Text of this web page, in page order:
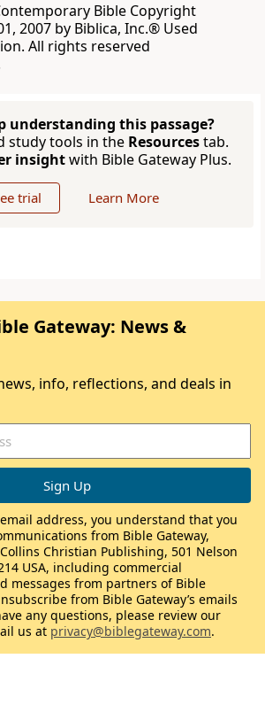
Bible Copyright
2007 by Biblica, Inc.® Used
All rights reserved
understanding this passage?
study tools in the Resourcestab.
insightwith Bible Gateway Plus.
trial Learn More
Gateway: News &
info, reflections, and deals in
address, you understand that you
from Bible Gateway,
Christian Publishing, 501 Nelson
USA, including commercial
messages from partners of Bible
from Bible Gateway’s emails
any questions, please review our
us at privacy@biblegateway.com.